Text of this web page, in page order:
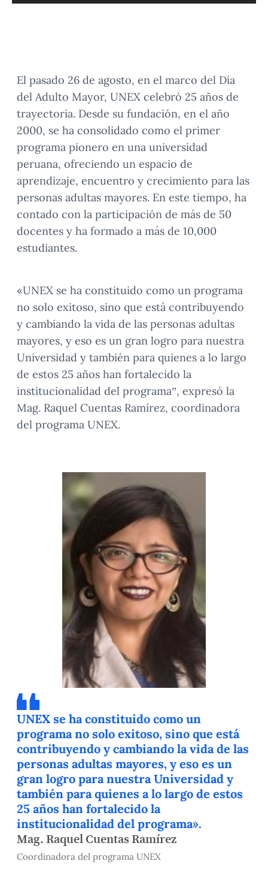
El pasado 26 de agosto, en el marco del Día
del Adulto Mayor, UNEX celebró 25 años de
trayectoria. Desde su fundación, en el año
2000, se ha consolidado como el primer
programa pionero en una universidad
peruana, ofreciendo un espacio de
aprendizaje, encuentro y crecimiento para las
personas adultas mayores. En este tiempo, ha
contado con la participación de más de 50
docentes y ha formado a más de 10,000
estudiantes.
«UNEX se ha constituido como un programa
no solo exitoso, sino que está contribuyendo
y cambiando la vida de las personas adultas
mayores, y eso es un gran logro para nuestra
Universidad y también para quienes a lo largo
de estos 25 años han fortalecido la
institucionalidad del programa”, expresó la
Mag. Raquel Cuentas Ramírez, coordinadora
del programa UNEX.
UNEX se ha constituido como un
programa no solo exitoso, sino que está
contribuyendo y cambiando la vida de las
personas adultas mayores, y eso es un
gran logro para nuestra Universidad y
también para quienes a lo largo de estos
25 años han fortalecido la
institucionalidad del programa».
Mag. Raquel Cuentas Ramírez
Coordinadora del programa UNEX